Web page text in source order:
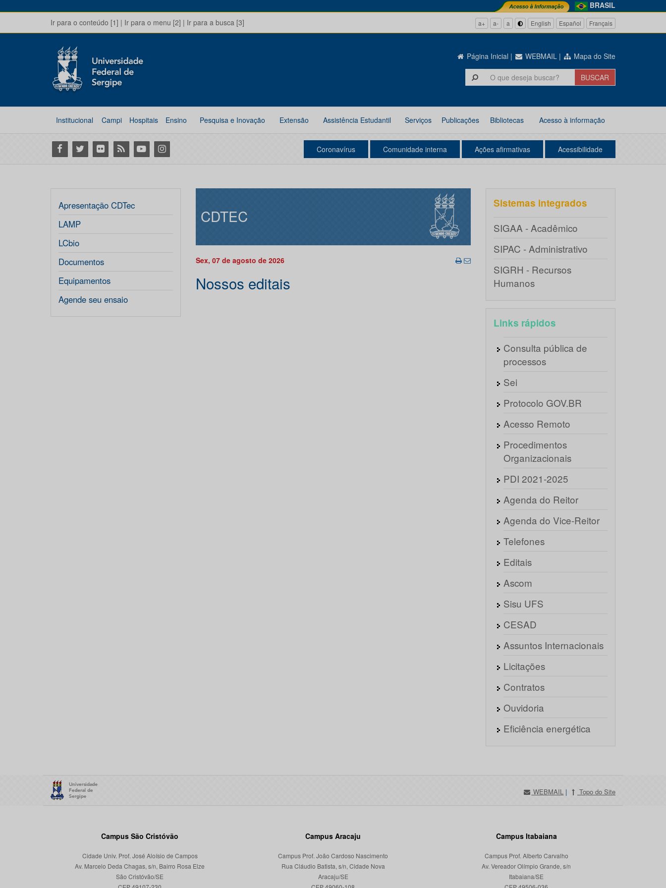
BRASIL
Ir para o conteúdo [1] | Ir para o menu [2] | Ir para a busca [3] a+ a- a English Español Français
Página Inicial | WEBMAIL | Mapa do Site
Institucional Campi Hospitais Ensino Pesquisa e Inovação Extensão Assistência Estudantil Serviços Publicações Bibliotecas Acesso à informação
Facebook
Twitter Flickr RSS YoutubeInstagram Coronavírus Comunidade interna Ações afirmativas Acessibilidade
Apresentação CDTec
LAMP
LCbio
Documentos
Equipamentos
Agende seu ensaio
CDTEC
Sex, 07 de agosto de 2026
Nossos editais
Sistemas integrados
SIGAA - Acadêmico
SIPAC - Administrativo
SIGRH - Recursos
Humanos
Links rápidos
Consulta pública de
processos
Sei
Protocolo GOV.BR
Acesso Remoto
Procedimentos
Organizacionais
PDI 2021-2025
Agenda do Reitor
Agenda do Vice-Reitor
Telefones
Editais
Ascom
Sisu UFS
CESAD
Assuntos Internacionais
Licitações
Contratos
Ouvidoria
Eficiência energética
WEBMAIL | Topo do Site
Campus São Cristóvão
Cidade Univ. Prof. José Aloísio de Campos
Av. Marcelo Deda Chagas, s/n, Bairro Rosa Elze
São Cristóvão/SE
Campus Aracaju
Campus Prof. João Cardoso Nascimento
Rua Cláudio Batista, s/n, Cidade Nova
Aracaju/SE
Campus Itabaiana
Campus Prof. Alberto Carvalho
Av. Vereador Olímpio Grande, s/n
Itabaiana/SE